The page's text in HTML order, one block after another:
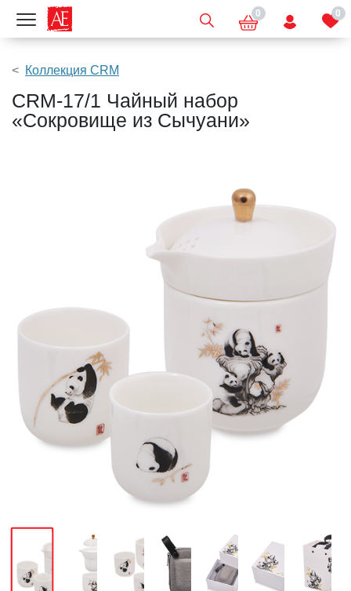
Показать меню 0 0
Коллекция CRM
CRM-17/1 Чайный набор
«Сокровище из Сычуани»